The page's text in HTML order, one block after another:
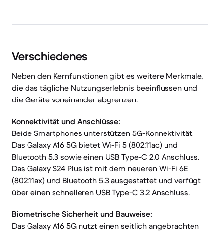
Verschiedenes
Neben den Kernfunktionen gibt es weitere Merkmale,
die das tägliche Nutzungserlebnis beeinflussen und
die Geräte voneinander abgrenzen.
Konnektivität und Anschlüsse:
Beide Smartphones unterstützen 5G-Konnektivität.
Das Galaxy A16 5G bietet Wi-Fi 5 (802.11ac) und
Bluetooth 5.3 sowie einen USB Type-C 2.0 Anschluss.
Das Galaxy S24 Plus ist mit dem neueren Wi-Fi 6E
(802.11ax) und Bluetooth 5.3 ausgestattet und verfügt
über einen schnelleren USB Type-C 3.2 Anschluss.
Biometrische Sicherheit und Bauweise:
Das Galaxy A16 5G nutzt einen seitlich angebrachten